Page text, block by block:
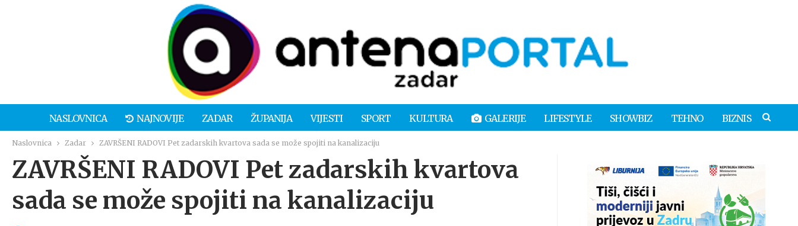
NASLOVNICA NAJNOVIJE ZADAR ŽUPANIJA VIJESTI SPORT KULTURA GALERIJE LIFESTYLE SHOWBIZ TEHNO BIZNIS
Naslovnica Zadar ZAVRŠENI RADOVI Pet zadarskih kvartova sada se može spojiti na kanalizaciju
ZAVRŠENI RADOVI Pet zadarskih kvartova
sada se može spojiti na kanalizaciju